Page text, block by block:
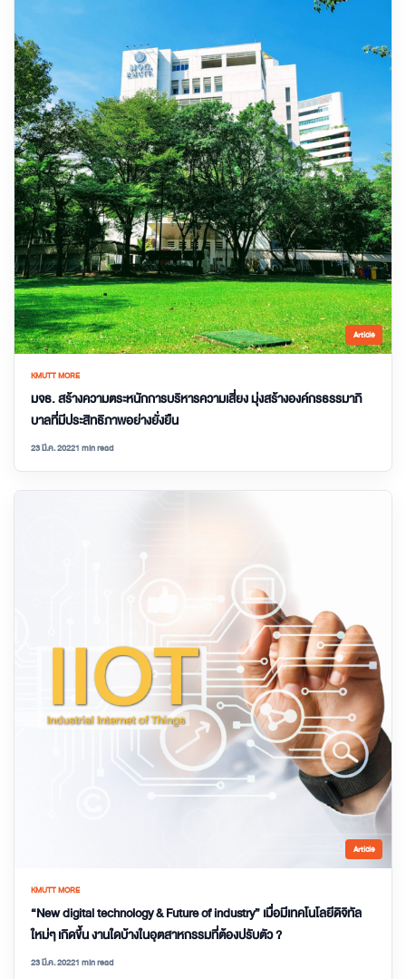
Article
KMUTT MORE
มจธ. สร้างความตระหนักการบริหารความเสี่ยง มุ่งสร้างองค์กรธรรมาภิ
บาลที่มีประสิทธิภาพอย่างยั่งยืน
23 มี.ค. 20221 min read
Article
KMUTT MORE
“New digital technology & Future of industry” เมื่อมีเทคโนโลยีดิจิทัล
ใหม่ๆ เกิดขึ้น งานใดบ้างในอุตสาหกรรมที่ต้องปรับตัว ?
23 มี.ค. 20221 min read